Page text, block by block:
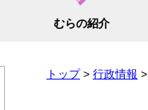
むらの紹介
トップ> 行政情報 >